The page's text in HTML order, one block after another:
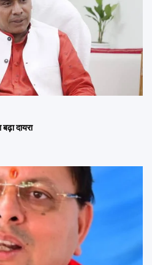
दायरा